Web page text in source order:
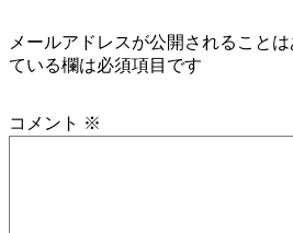
メールアドレスが公開されることは
ている欄は必須項目です
コメント ※